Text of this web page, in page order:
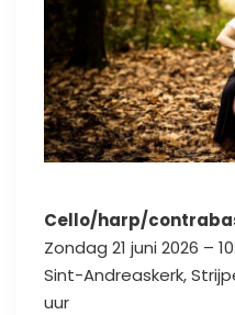
Cello/harp/
Zondag 21 juni 2026 –
Sint-Andreaskerk,
uur